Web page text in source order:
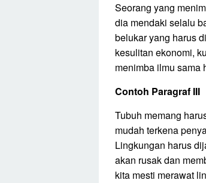
Seorang yang
dia mendaki selalu
belukar yang harus
kesulitan ekonomi,
menimba ilmu sama
Contoh Paragraf III
Tubuh memang
mudah terkena
Lingkungan harus
akan rusak dan
kita mesti merawat